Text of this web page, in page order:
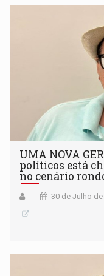
UMA NOVA
políticos está
no cenário
30 de Julho